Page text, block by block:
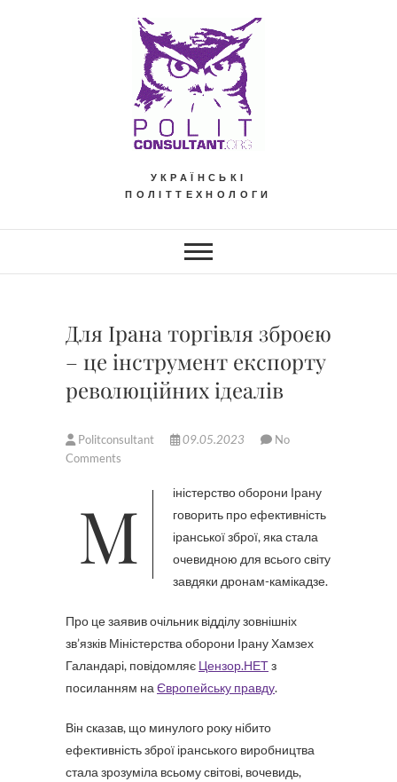
УКРАЇНСЬКІ
ПОЛІТТЕХНОЛОГИ
Для Ірана торгівля зброєю
– це інструмент експорту
революційних ідеалів
Politconsultant 09.05.2023
No
Comments
Міністерство оборони Ірану
говорить про ефективність
іранської зброї, яка стала
очевидною для всього світу
завдяки дронам-камікадзе.
Про це заявив очільник відділу зовнішніх
зв’язків Міністерства оборони Ірану Хамзех
Галандарі, повідомляє Цензор.НЕТз
посиланням на Європейську правду.
Він сказав, що минулого року нібито
ефективність зброї іранського виробництва
стала зрозуміла всьому світові, вочевидь,